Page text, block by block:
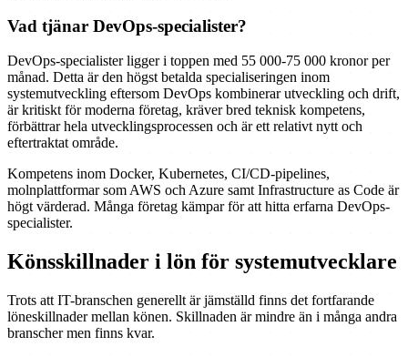
Vad tjänar DevOps-specialister?
DevOps-specialister ligger i toppen med 55 000-75 000 kronor per
månad. Detta är den högst betalda specialiseringen inom
systemutveckling eftersom DevOps kombinerar utveckling och drift,
är kritiskt för moderna företag, kräver bred teknisk kompetens,
förbättrar hela utvecklingsprocessen och är ett relativt nytt och
eftertraktat område.
Kompetens inom Docker, Kubernetes, CI/CD-pipelines,
molnplattformar som AWS och Azure samt Infrastructure as Code är
högt värderad. Många företag kämpar för att hitta erfarna DevOps-
specialister.
Könsskillnader i lön för systemutvecklare
Trots att IT-branschen generellt är jämställd finns det fortfarande
löneskillnader mellan könen. Skillnaden är mindre än i många andra
branscher men finns kvar.